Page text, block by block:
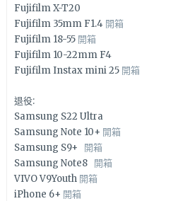
Fujifilm X-T20
Fujifilm 35mm F1.4 開箱
Fujifilm 18-55 開箱
Fujifilm 10-22mm F4
Fujifilm Instax mini 25 開箱
退役:
Samsung S22 Ultra
Samsung Note 10+ 開箱
Samsung S9+ 開箱
Samsung Note8 開箱
VIVO V9Youth 開箱
iPhone 6+ 開箱